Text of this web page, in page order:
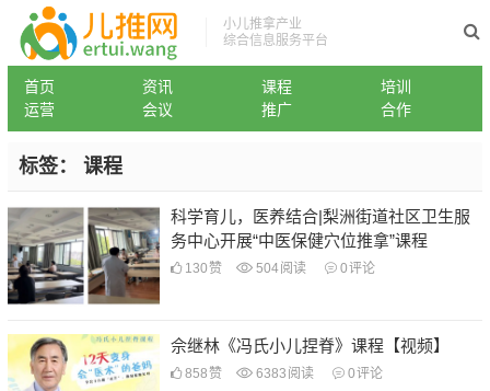
小儿推拿产业
综合信息服务平台
首页 资讯 课程
培训
运营
会议 推广 合作
标签： 课程
科学育儿，医养结合|梨洲街道社区卫生服
务中心开展“中医保健穴位推拿”课程
130 赞 504阅读 0评论
佘继林《冯氏小儿捏脊》课程【视频】
858 赞 6383 阅读 0评论